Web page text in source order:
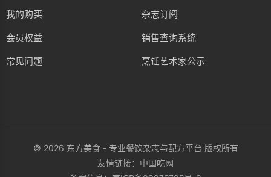
我的购买
会员权益
常见问题
杂志订阅
销售查询系统
烹饪艺术家公示
© 2026 东方美食 - 专业餐饮杂志与配方平台 版权所有
友情链接： 中国吃网